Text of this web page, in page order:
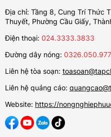
Địa chỉ: Tầng 8, Cung Trí Thức
Thuyết, Phường Cầu Giấy,
Điện thoại: 024.3333.3833
Đường dây nóng: 0326.050.977
Liên hệ tòa soạn:
Liên hệ quảng cáo:
Website: https://